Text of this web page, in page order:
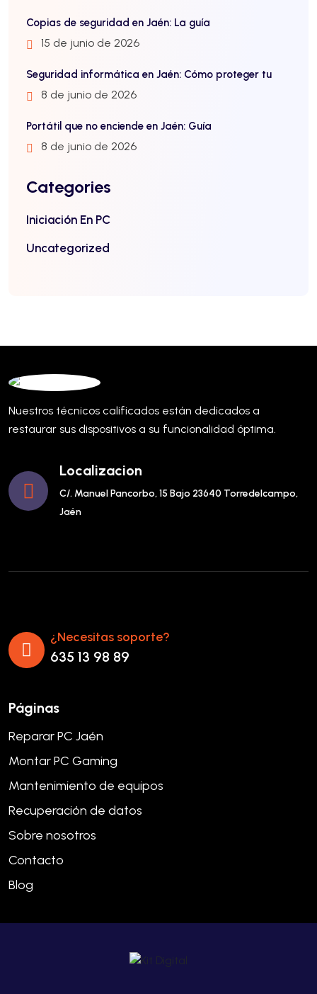
Copias de seguridad en Jaén: La guía
15 de junio de 2026
Seguridad informática en Jaén: Cómo proteger tu
8 de junio de 2026
Portátil que no enciende en Jaén: Guía
8 de junio de 2026
Categories
Iniciación En PC
Uncategorized
Nuestros técnicos calificados están dedicados a
restaurar sus dispositivos a su funcionalidad óptima.
Localizacion
C/. Manuel Pancorbo, 15 Bajo 23640 Torredelcampo,
Jaén
¿Necesitas soporte?
635 13 98 89
Páginas
Reparar PC Jaén
Montar PC Gaming
Mantenimiento de equipos
Recuperación de datos
Sobre nosotros
Contacto
Blog